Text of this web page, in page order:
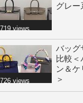
グレー
views
バッグ
比較＜
ン＆ケ
＞
views